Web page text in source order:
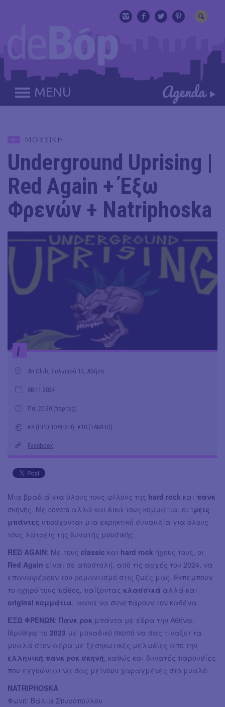
MENU
ΜΟΥΣΙΚΗ
Underground Uprising |
Red Again + Έξω
Φρενών + Natriphoska
i
An Club, Σολωμού 13, Αθήνα
08.11.2024
Πα: 20.30 (πόρτες)
€8 (ΠΡΟΠΩΛΗΣΗ), €10 (ΤΑΜΕΙΟ)
Facebook
Μια βραδιά για όλους τους φίλους της hard rock και πανκ
σκηνής. Με covers αλλά και δικά τους κομμάτια, οι τρεις
μπάντες υπόσχονται μια εκρηκτική συναυλία για όλους
τους λάτρεις της δυνατής μουσικής. ‍
RED AGAIN: Με τους classic και hard rock ήχους τους, οι
Red Again είναι σε αποστολή, από τις αρχές του 2024, να
επαναφέρουν τον ρομαντισμό στις ζωές μας. Εκπέμπουν
το ηχηρό τους πάθος, παίζοντας κλασσικά αλλά και
original κομμάτια, ικανά να συνεπάρουν τον καθένα.‍
ΕΞΩ ΦΡΕΝΩΝ: Πανκ ροκ μπάντα με έδρα την Αθήνα.
Ιδρύθηκε το 2023 με μοναδικό σκοπό να σας τιναξει τα
μυαλά στον αέρα με ξεσηκωτικές μελωδίες από την
ελληνική πανκ ροκ σκηνή, καθώς και δυνατές παρουσίες
που εγγυώνται να σας μείνουν χαραγμένες στο μυαλό.‍
NATRIPHOSKA
Φωνή: Βάλια Σπυροπούλου